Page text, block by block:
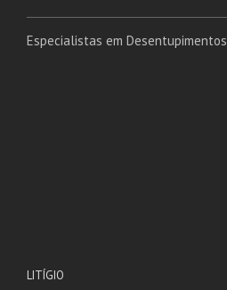
Especialistas em Desentupimentos
LITÍGIO